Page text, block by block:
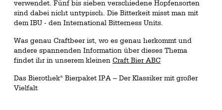
verwendet. Fünf bis sieben verschiedene Hopfensorten
sind dabei nicht untypisch. Die Bitterkeit misst man mit
dem IBU - den International Bitterness Units.
Was genau Craftbeer ist, wo es genau herkommt und
andere spannenden Information über dieses Thema
findet ihr in unserem kleinen Craft Bier ABC
Das Bierothek® Bierpaket IPA – Der Klassiker mit großer
Vielfalt